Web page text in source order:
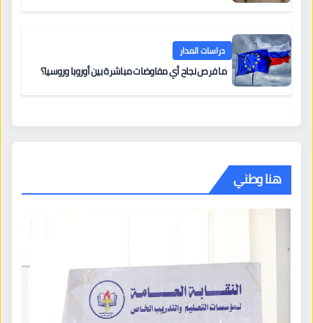
دراسات المدار
ما فرص نجاح أي مفاوضات مباشرة بين أوروبا وروسيا؟
هنا وطني